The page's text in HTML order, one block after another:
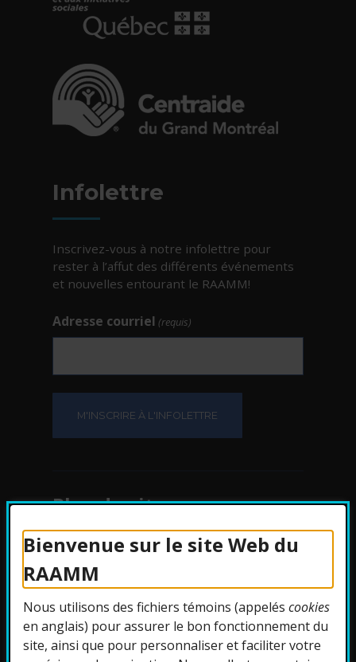
Bienvenue sur le site Web du
RAAMM
Nous utilisons des fichiers témoins (appeléscookies
en anglais) pour assurer le bon fonctionnement du
site, ainsi que pour personnaliser et faciliter votre
Infolettre
Inscrivez-vous à notre infolettre pour
rester à l’affut des différents événements
et nouvelles entourant le RAAMM!
Adresse courriel (requis)
Plan du site
Protection des
renseignements
Accessibilité